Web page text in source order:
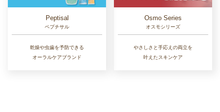
Peptisal
ペプチサル
乾燥や虫歯を予防できる
オーラルケアブランド
Osmo Series
オスモシリーズ
やさしさと手応えの両立を
叶えたスキンケア